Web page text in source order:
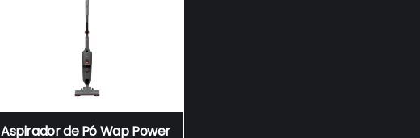
Aspirador de Pó Wap Power